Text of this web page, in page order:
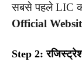
सबसे पहले LIC
Official
Step 2: